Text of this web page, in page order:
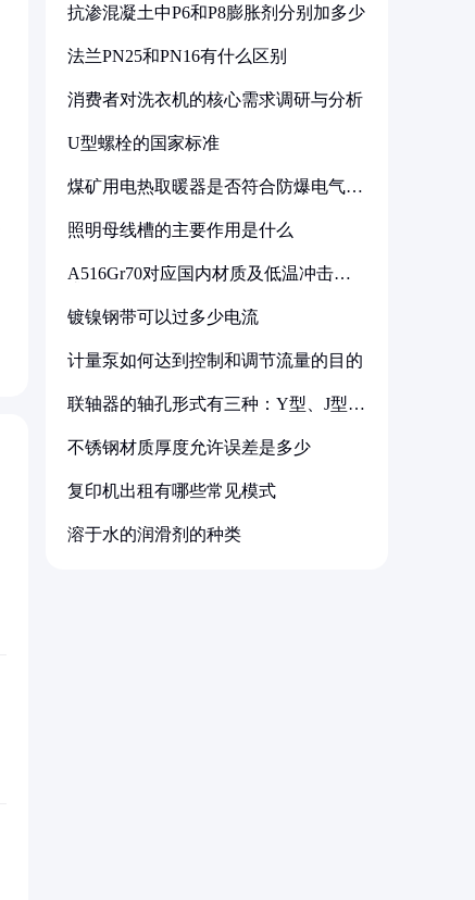
抗渗混凝土中P6和P8膨胀剂分别加多少
法兰PN25和PN16有什么区别
消费者对洗衣机的核心需求调研与分析
U型螺栓的国家标准
煤矿用电热取暖器是否符合防爆电气设
照明母线槽的主要作用是什么
A516Gr70对应国内材质及低温冲击要
镀镍钢带可以过多少电流
计量泵如何达到控制和调节流量的目的
联轴器的轴孔形式有三种：Y型、J型、
不锈钢材质厚度允许误差是多少
复印机出租有哪些常见模式
溶于水的润滑剂的种类